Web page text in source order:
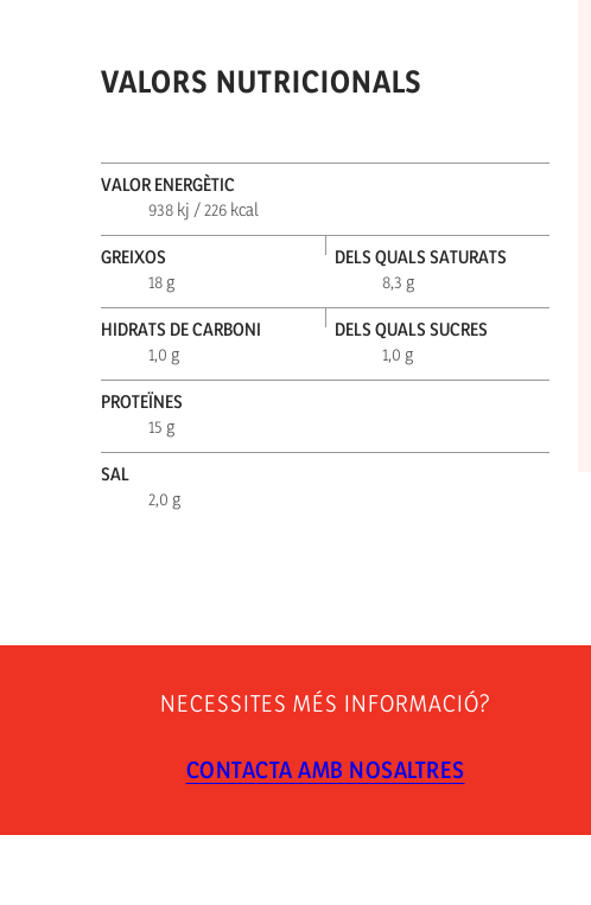
VALORS NUTRICIONALS
VALOR ENERGÈTIC
938 kj / 226 kcal
GREIXOS
18 g
DELS QUALS SATURATS
8,3 g
HIDRATS DE CARBONI
1,0 g
DELS QUALS SUCRES
1,0 g
PROTEÏNES
15 g
SAL
2,0 g
NECESSITES MÉS INFORMACIÓ?
CONTACTA AMB NOSALTRES